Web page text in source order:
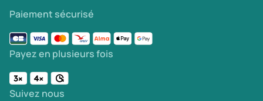
Paiement sécurisé
Payez en plusieurs fois
Suivez nous